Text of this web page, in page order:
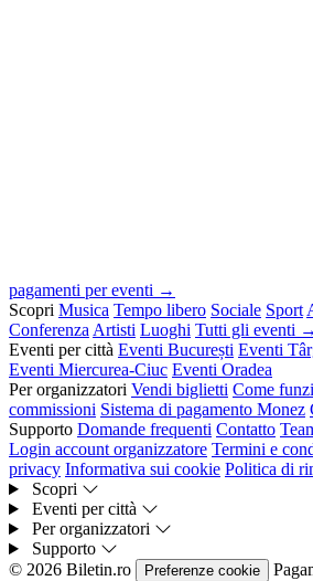
pagamenti per eventi →
Scopri Musica Tempo libero Sociale Sport
Conferenza Artisti Luoghi Tutti gli eventi →
Eventi per città Eventi București Eventi
Eventi Miercurea-Ciuc Eventi Oradea
Per organizzatori Vendi biglietti Come
commissioni Sistema di pagamento Monez
Supporto Domande frequenti Contatto
Login account organizzatore Termini e
privacy Informativa sui cookie Politica di
Scopri
Eventi per città
Per organizzatori
Supporto
© 2026 Biletin.ro
Preferenze cookie